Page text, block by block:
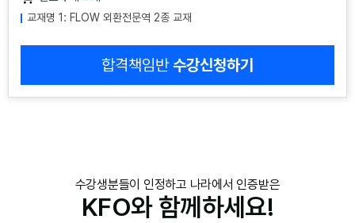
교재명 1: FLOW 외환전문역 2종 교재
합격책임반수강신청하기
수강생분들이 인정하고 나라에서 인증받은
KFO와 함께하세요!